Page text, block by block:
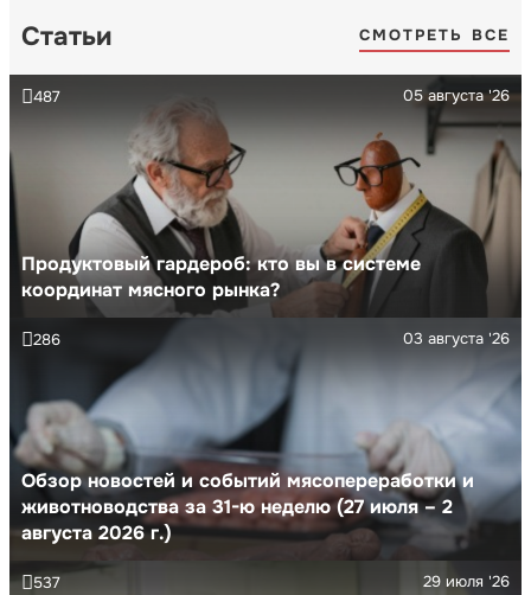
Статьи СМОТРЕТЬ ВСЕ
Продуктовый гардероб: кто вы в системе
координат мясного рынка?
05 августа '26
487
Обзор новостей и событий мясопереработки и
животноводства за 31-ю неделю (27 июля – 2
августа 2026 г.)
03 августа '26
286
29 июля '26
537